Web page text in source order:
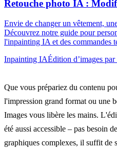
Retouche photo IA :
Envie de changer un vêtement,
Découvrez notre guide pour
l'inpainting IA et des commandes
Inpainting IAÉdition d’images
Que vous prépariez du contenu
l'impression grand format ou une
Images vous libère les mains.
été aussi accessible – pas besoin
graphiques complexes, il suffit de